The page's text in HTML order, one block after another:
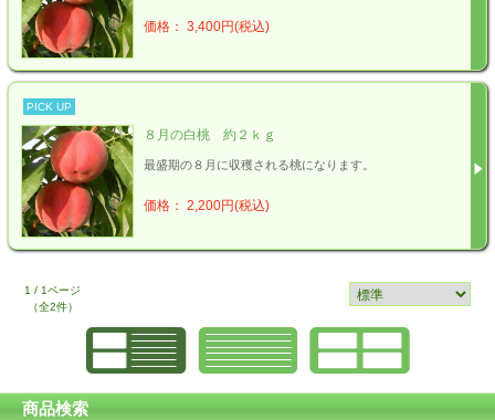
価格： 3,400円(税込)
PICK UP
８月の白桃 約２ｋｇ
最盛期の８月に収穫される桃になります。
価格： 2,200円(税込)
1 / 1ページ
（全2件）
商品検索